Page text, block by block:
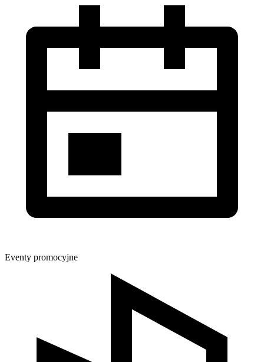
Eventy promocyjne